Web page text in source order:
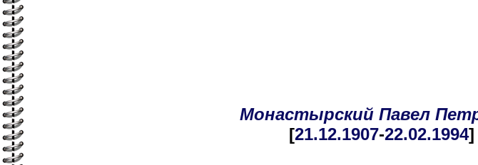
Монастырский Павел
[21.12.1907-22.02.1994]